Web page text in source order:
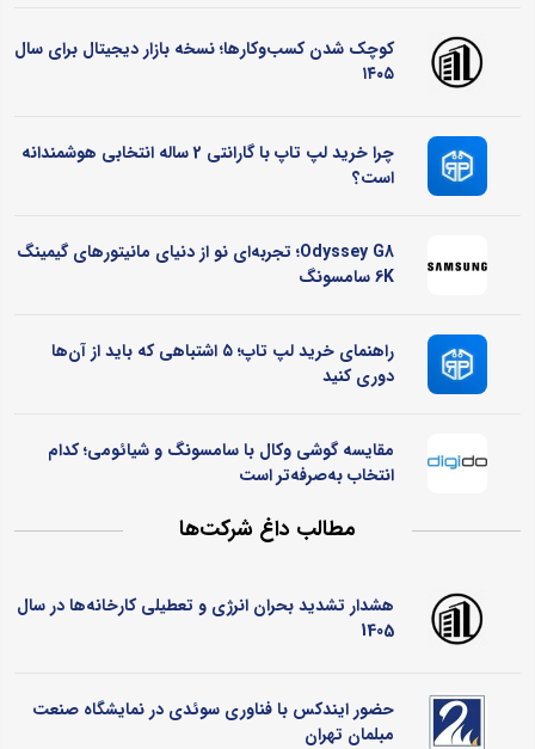
کوچک شدن کسب‌وکارها؛ نسخه بازار دیجیتال برای سال
۱۴۰۵
چرا خرید لپ تاپ با گارانتی 2 ساله انتخابی هوشمندانه
است؟
Odyssey G8؛ تجربه‌ای نو از دنیای مانیتورهای گیمینگ
6K سامسونگ
راهنمای خرید لپ تاپ؛ ۵ اشتباهی که باید از آن‌ها
دوری کنید
مقایسه گوشی وکال با سامسونگ و شیائومی؛ کدام
انتخاب به‌صرفه‌تر است
مطالب داغ شرکت‌ها
هشدار تشدید بحران انرژی و تعطیلی کارخانه‌ها در سال
1405
حضور ایندکس با فناوری سوئدی در نمایشگاه صنعت
مبلمان تهران